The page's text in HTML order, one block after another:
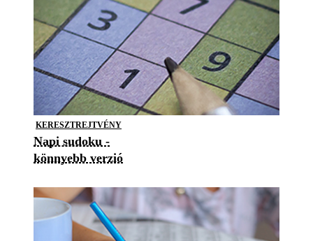
KERESZTREJTVÉNY
Napi sudoku -
könnyebb verzió